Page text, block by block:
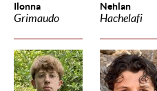
Ilonna
Grimaudo
Nehlan
Hachelafi